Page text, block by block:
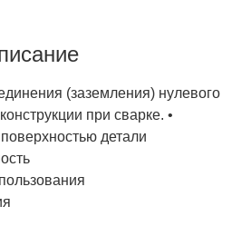
(заземления) нулевого
при сварке. •
детали